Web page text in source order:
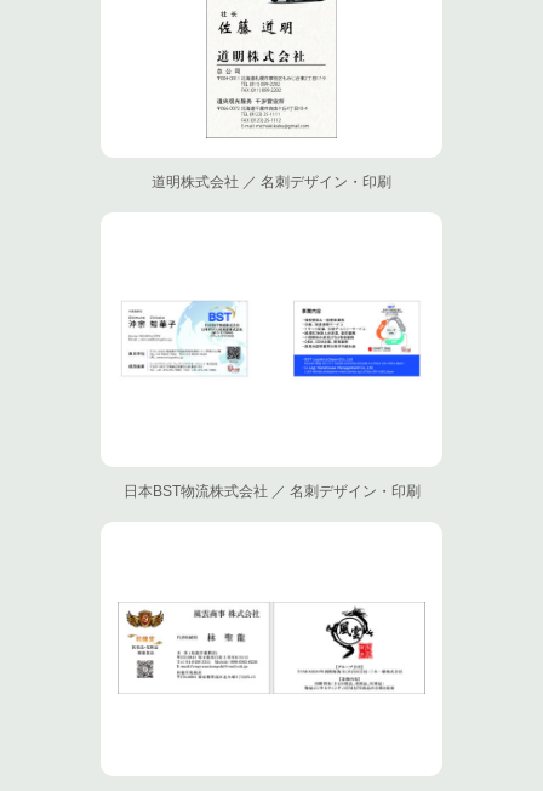
道明株式会社 ／ 名刺デザイン・印刷
日本BST物流株式会社 ／ 名刺デザイン・印刷